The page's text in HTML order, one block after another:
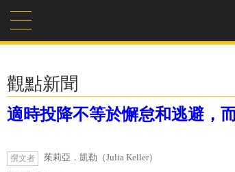
觀點新聞
適時投降不等於懈怠和逃避，
撰文者 茱莉亞．凱勒（Julia Keller）